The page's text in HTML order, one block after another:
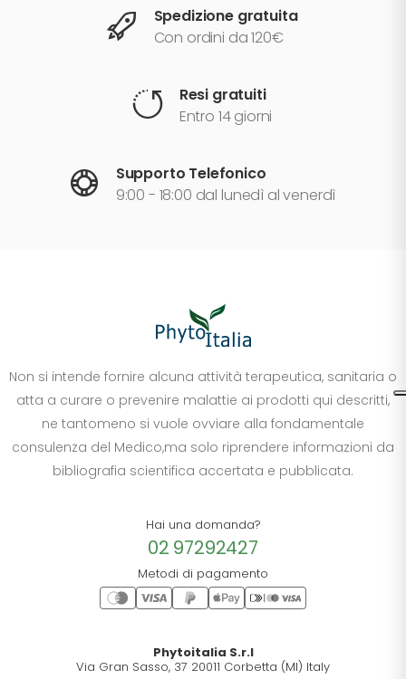
Spedizione gratuita
Con ordini da 120€
Resi gratuiti
Entro 14 giorni
Supporto Telefonico
9:00 - 18:00 dal lunedì al venerdì
Non si intende fornire alcuna attività terapeutica, sanitaria o
atta a curare o prevenire malattie ai prodotti qui descritti,
ne tantomeno si vuole ovviare alla fondamentale
consulenza del Medico,ma solo riprendere informazioni da
bibliografia scientifica accertata e pubblicata.
Hai una domanda?
02 97292427
Metodi di pagamento
Phytoitalia S.r.l
Via Gran Sasso, 37 20011 Corbetta (MI) Italy